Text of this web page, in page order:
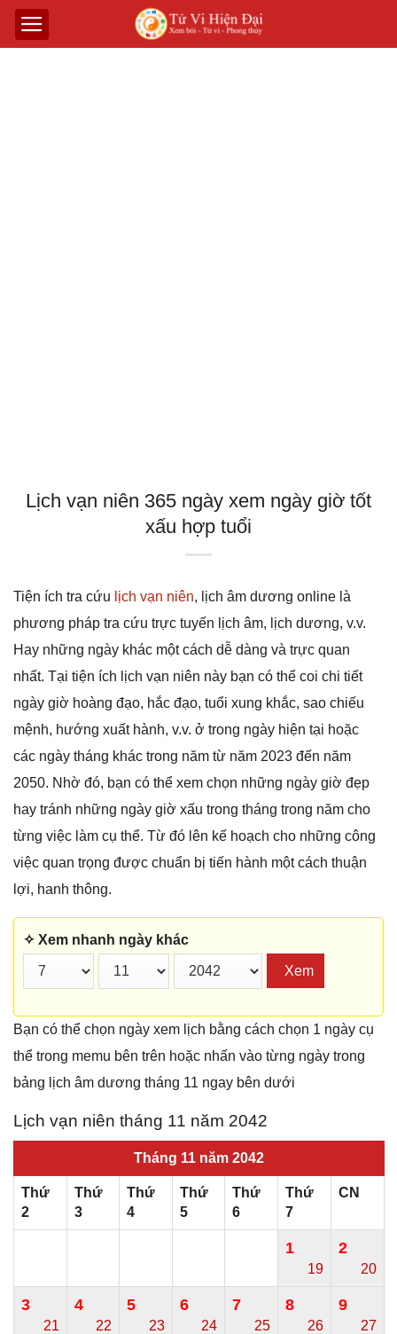
Lịch vạn niên 365 ngày xem ngày giờ tốt
xấu hợp tuổi
Tiện ích tra cứu lịch vạn niên, lịch âm dương online là
phương pháp tra cứu trực tuyến lịch âm, lịch dương, v.v.
Hay những ngày khác một cách dễ dàng và trực quan
nhất. Tại tiện ích lịch vạn niên này bạn có thể coi chi tiết
ngày giờ hoàng đạo, hắc đạo, tuổi xung khắc, sao chiếu
mệnh, hướng xuất hành, v.v. ở trong ngày hiện tại hoặc
các ngày tháng khác trong năm từ năm 2023 đến năm
2050. Nhờ đó, bạn có thể xem chọn những ngày giờ đẹp
hay tránh những ngày giờ xấu trong tháng trong năm cho
từng việc làm cụ thể. Từ đó lên kế hoạch cho những công
việc quan trọng được chuẩn bị tiến hành một cách thuận
lợi, hanh thông.
✧ Xem nhanh ngày khác
Xem
Bạn có thể chọn ngày xem lịch bằng cách chọn 1 ngày cụ
thể trong memu bên trên hoặc nhấn vào từng ngày trong
bảng lịch âm dương tháng 11 ngay bên dưới
Lịch vạn niên tháng 11 năm 2042
Tháng 11 năm 2042
Thứ
2
Thứ
3
Thứ
4
Thứ
5
Thứ
6
Thứ
7
CN
1
19
2
20
3
21
4
22
5
23
6
24
7
25
8
26
9
27